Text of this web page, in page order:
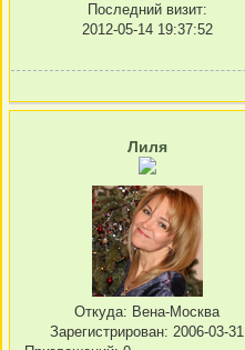
Последний визит:
2012-05-14 19:37:52
Лиля
Откуда: Вена-Москва
Зарегистрирован: 2006-03-31